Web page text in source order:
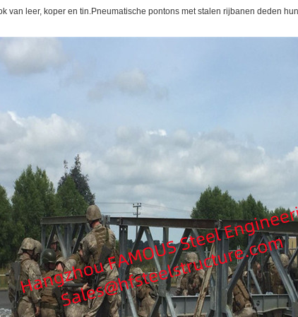
van leer, koper en tin.Pneumatische pontons met stalen rijbanen deden